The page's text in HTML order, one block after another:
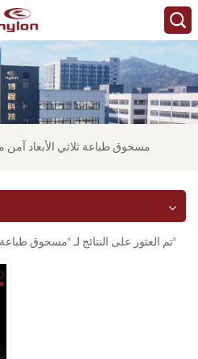
مسحوق طباعة ثلاثي الأبعاد آمن
1 تم العثور على النتائج لـ "مسحوق طباعة ثلاثي الأبعاد آمن من البولي أميد"